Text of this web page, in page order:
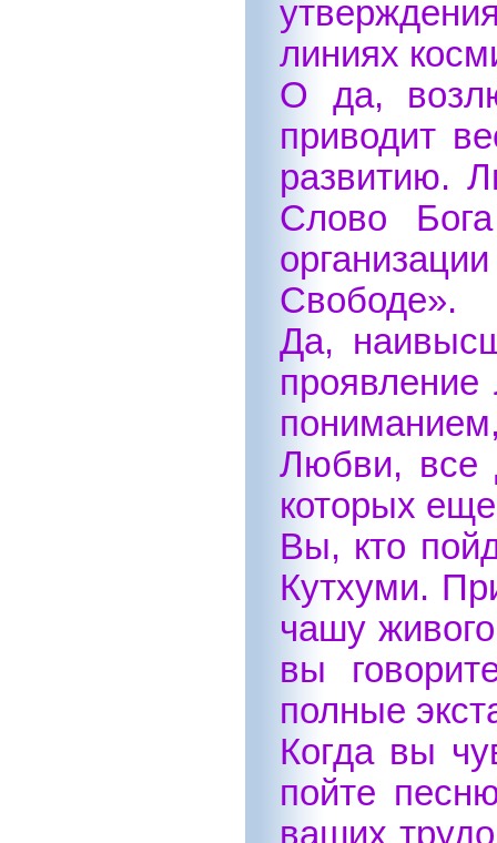
линиях
О да,
приводит
развитию.
Слово
Свободе».
Да,
Любви, все
которых
Вы, кто
Кутхуми.
чашу
вы
полные
Когда вы
пойте
ваших